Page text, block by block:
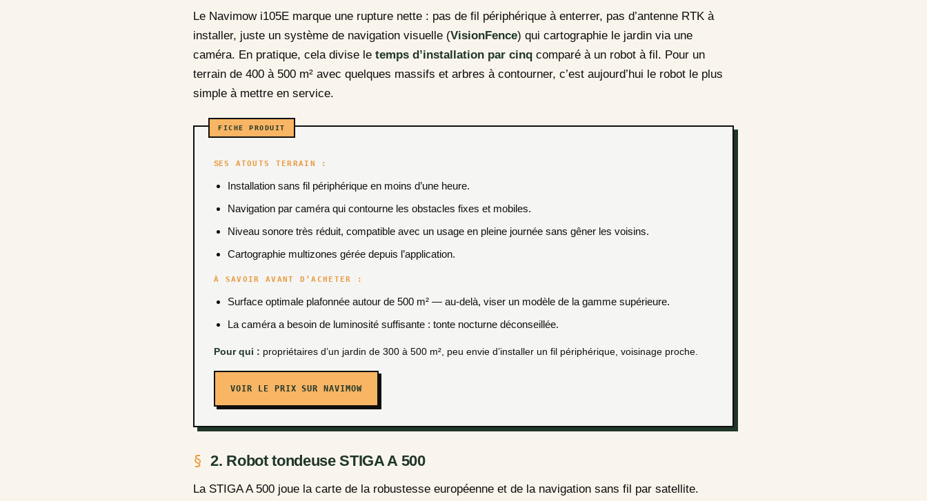
Le Navimow i105E marque une rupture nette : pas de fil périphérique à enterrer, pas d’antenne RTK à
installer, juste un système de navigation visuelle (VisionFence) qui cartographie le jardin via une
caméra. En pratique, cela divise le temps d’installation par cinq comparé à un robot à fil. Pour un
terrain de 400 à 500 m² avec quelques massifs et arbres à contourner, c’est aujourd’hui le robot le plus
simple à mettre en service.
SES ATOUTS TERRAIN :
Installation sans fil périphérique en moins d’une heure.
Navigation par caméra qui contourne les obstacles fixes et mobiles.
Niveau sonore très réduit, compatible avec un usage en pleine journée sans gêner les voisins.
Cartographie multizones gérée depuis l’application.
À SAVOIR AVANT D’ACHETER :
Surface optimale plafonnée autour de 500 m² — au-delà, viser un modèle de la gamme supérieure.
La caméra a besoin de luminosité suffisante : tonte nocturne déconseillée.
Pour qui : propriétaires d’un jardin de 300 à 500 m², peu envie d’installer un fil périphérique, voisinage proche.
VOIR LE PRIX SUR NAVIMOW
2. Robot tondeuse STIGA A 500
La STIGA A 500 joue la carte de la robustesse européenne et de la navigation sans fil par satellite.